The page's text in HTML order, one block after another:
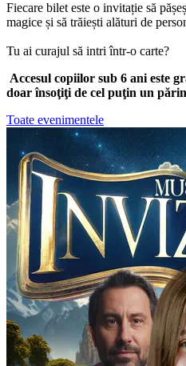
Fiecare bilet este o invitație să
magice și să trăiești alături de
Tu ai curajul să intri într-o carte?
Accesul copiilor sub 6 ani este
doar însoţiţi de cel puţin un
Toate evenimentele